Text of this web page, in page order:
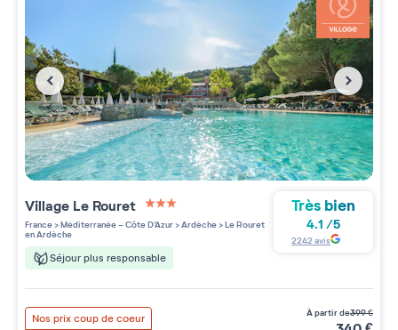
Village Le Rouret
3 étoiles sur 5
France>Méditerranée - Côte D'Azur>Ardèche>Le Rouret
en Ardèche
Séjour plus responsable
Très bien
4.1 /5
2242 avis
Nos prix coup de coeur à partir de399€